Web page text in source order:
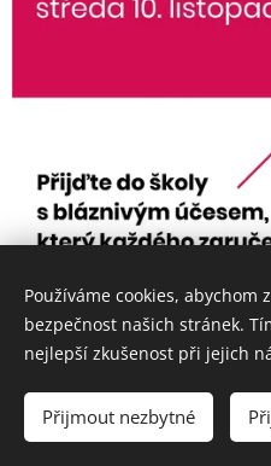
Používáme cookies,
bezpečnost našich stránek.
nejlepší zkušenost při jejich
Přijmout nezbytné